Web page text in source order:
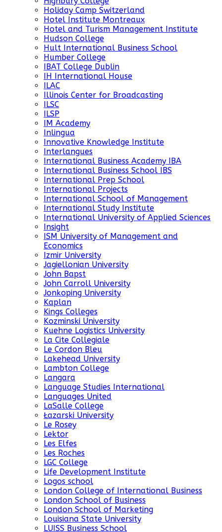
Holiday Camp Switzerland
Hotel Institute Montreaux
Hotel and Turism Management Institute
Hudson College
Hult International Business School
Humber College
IBAT College Dublin
IH International House
ILAC
Illinois Center for Broadcasting
ILSC
ILSP
IM Academy
Inlingua
Innovative Knowledge Institute
Interlangues
International Business Academy IBA
International Business School IBS
International Prep School
International Projects
International School of Management
International Study Institute
International University of Applied Sciences
Insight
ISM University of Management and
Economics
Izmir University
Jagiellonian University
John Bapst
John Carroll University
Jonkoping University
Kaplan
Kings Colleges
Kozminski University
Kuehne Logistics University
La Cite Collegiale
Le Cordon Bleu
Lakehead University
Lambton College
Langara
Language Studies International
Languages United
LaSalle College
Łazarski University
Le Rosey
Lektor
Les Elfes
Les Roches
LGC College
Life Development Institute
Logos school
London College of International Business
London School of Business
London School of Marketing
Louisiana State University
LUISS Business School